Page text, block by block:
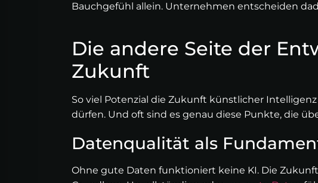
Bauchgefühl allein. Unternehmen entscheiden
Die andere Seite der
Zukunft
So viel Potenzial die Zukunft künstlicher
dürfen. Und oft sind es genau diese Punkte, die
Datenqualität als
Ohne gute Daten funktioniert keine KI. Die